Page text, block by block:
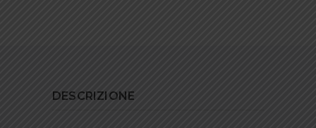
DESCRIZIONE